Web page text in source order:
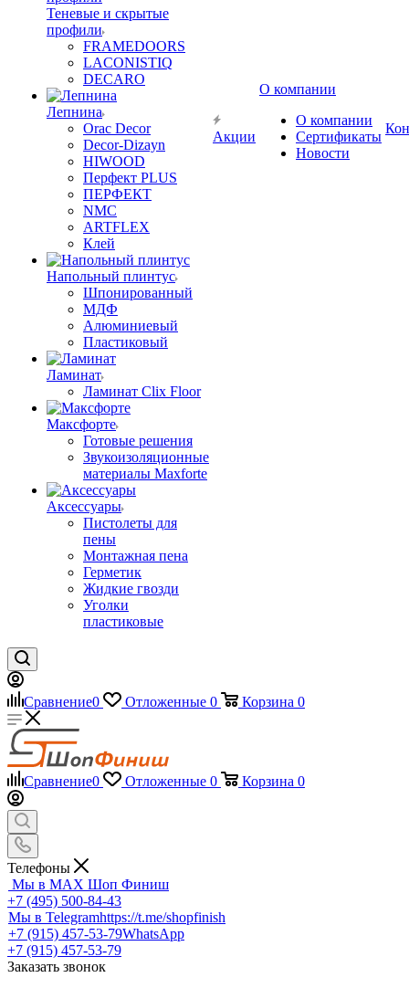
Теневые и скрытые
профили
FRAMEDOORS
LACONISTIQ
DECARO
Лепнина
Orac Decor
Decor-Dizayn
HIWOOD
Перфект PLUS
ПЕРФЕКТ
NMC
ARTFLEX
Клей
Напольный плинтус
Шпонированный
МДФ
Алюминиевый
Пластиковый
Ламинат
Ламинат Clix Floor
Максфорте
Готовые решения
Звукоизоляционные
материалы Maxforte
Аксессуары
Пистолеты для
пены
Монтажная пена
Герметик
Жидкие гвозди
Уголки
пластиковые
Акции
О компании
О компании
Сертификаты
Новости
Сравнение0 Отложенные 0 Корзина 0
Сравнение0 Отложенные 0 Корзина 0
Телефоны
Мы в MAX Шоп Финиш
+7 (495) 500-84-43
Мы в Telegramhttps://t.me/shopfinish
+7 (915) 457-53-79WhatsApp
+7 (915) 457-53-79
Заказать звонок